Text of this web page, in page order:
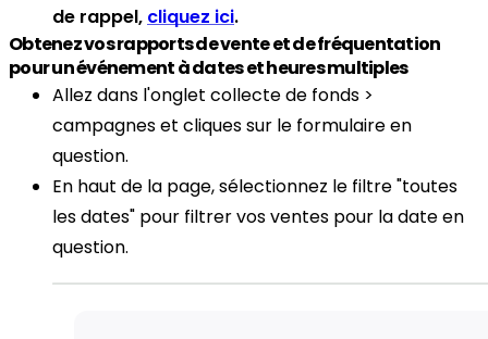
de rappel, cliquez ici.
Obtenez vos rapports de vente et de fréquentation
pour un événement à dates et heures multiples
Allez dans l'onglet collecte de fonds >
campagnes et cliques sur le formulaire en
question.
En haut de la page, sélectionnez le filtre "toutes
les dates" pour filtrer vos ventes pour la date en
question.